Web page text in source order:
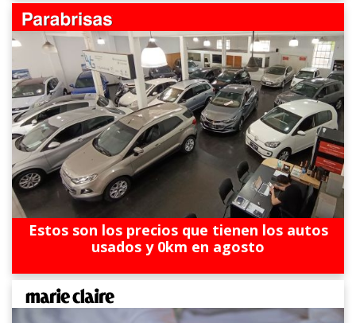
Estos son los precios que tienen los autos
usados y 0km en agosto